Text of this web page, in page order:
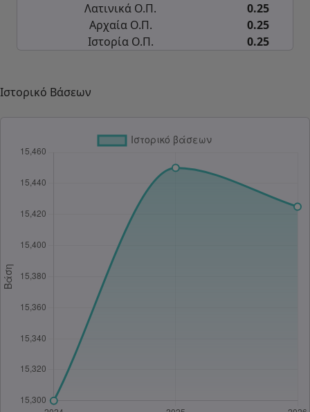
Λατινικά Ο.Π.
0.25
Αρχαία Ο.Π.
0.25
Ιστορία Ο.Π.
0.25
Ιστορικό Βάσεων